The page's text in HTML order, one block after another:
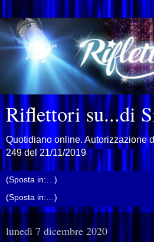
Riflettori su...di
Quotidiano online. Autorizzazione
249 del 21/11/2019
lunedì 7 dicembre 2020